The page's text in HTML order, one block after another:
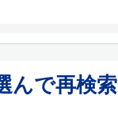
んで再検索